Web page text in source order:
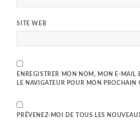
SITE WEB
ENREGISTRER MON NOM, MON E-MAIL
LE NAVIGATEUR POUR MON PROCHAIN
PRÉVENEZ-MOI DE TOUS LES